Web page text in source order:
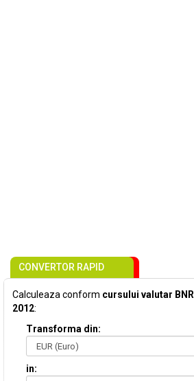
CONVERTOR RAPID
Calculeaza conform cursului valutar BNR
2012:
Transforma din:
in: